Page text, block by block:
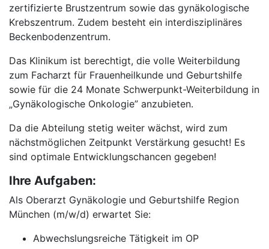
zertifizierte Brustzentrum sowie das gynäkologische
Krebszentrum. Zudem besteht ein interdisziplinäres
Beckenbodenzentrum.
Das Klinikum ist berechtigt, die volle Weiterbildung
zum Facharzt für Frauenheilkunde und Geburtshilfe
sowie für die 24 Monate Schwerpunkt-Weiterbildung in
„Gynäkologische Onkologie” anzubieten.
Da die Abteilung stetig weiter wächst, wird zum
nächstmöglichen Zeitpunkt Verstärkung gesucht! Es
sind optimale Entwicklungschancen gegeben!
Ihre Aufgaben:
Als Oberarzt Gynäkologie und Geburtshilfe Region
München (m/w/d) erwartet Sie:
Abwechslungsreiche Tätigkeit im OP